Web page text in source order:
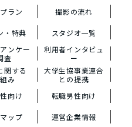
ラン 撮影の流れ
・特典 スタジオ一覧
ンケー
査
利用者インタビュ
ー
関する
み
大学生協事業連合
との提携
向け
転職男性向け
ップ 運営企業情報